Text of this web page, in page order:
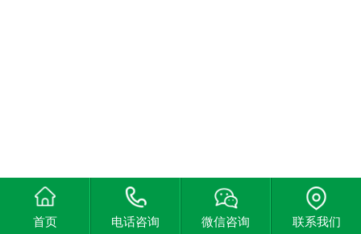
首页 电话咨询 微信咨询 联系我们